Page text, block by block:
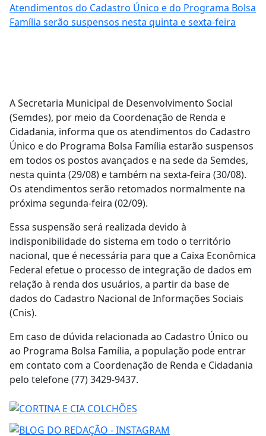
Atendimentos do Cadastro Único e do Programa Bolsa
Família serão suspensos nesta quinta e sexta-feira
A Secretaria Municipal de Desenvolvimento Social
(Semdes), por meio da Coordenação de Renda e
Cidadania, informa que os atendimentos do Cadastro
Único e do Programa Bolsa Família estarão suspensos
em todos os postos avançados e na sede da Semdes,
nesta quinta (29/08) e também na sexta-feira (30/08).
Os atendimentos serão retomados normalmente na
próxima segunda-feira (02/09).
Essa suspensão será realizada devido à
indisponibilidade do sistema em todo o território
nacional, que é necessária para que a Caixa Econômica
Federal efetue o processo de integração de dados em
relação à renda dos usuários, a partir da base de
dados do Cadastro Nacional de Informações Sociais
(Cnis).
Em caso de dúvida relacionada ao Cadastro Único ou
ao Programa Bolsa Família, a população pode entrar
em contato com a Coordenação de Renda e Cidadania
pelo telefone (77) 3429-9437.